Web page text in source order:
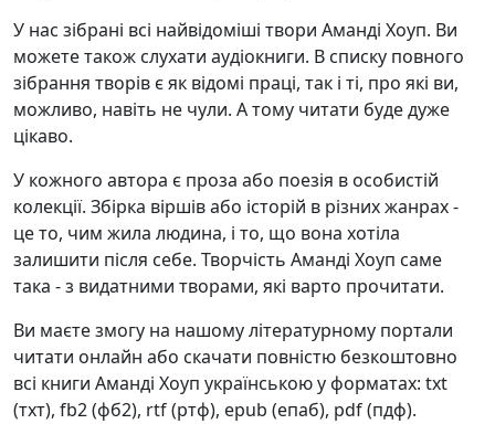
У нас зібрані всі найвідоміші твори Аманді Хоуп. Ви
можете також слухати аудіокниги. В списку повного
зібрання творів є як відомі праці, так і ті, про які ви,
можливо, навіть не чули. А тому читати буде дуже
цікаво.
У кожного автора є проза або поезія в особистій
колекції. Збірка віршів або історій в різних жанрах -
це то, чим жила людина, і то, що вона хотіла
залишити після себе. Творчість Аманді Хоуп саме
така - з видатними творами, які варто прочитати.
Ви маєте змогу на нашому літературному портали
читати онлайн або скачати повністю безкоштовно
всі книги Аманді Хоуп українською у форматах: txt
(тхт), fb2 (фб2), rtf (ртф), epub (епаб), pdf (пдф).